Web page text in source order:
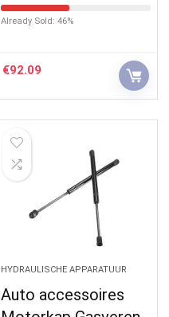
Already Sold: 46%
€92.09
HYDRAULISCHE APPARATUUR
Auto accessoires